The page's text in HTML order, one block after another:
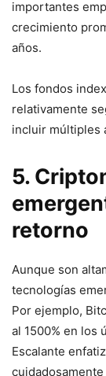
importantes
crecimiento
años.
Los fondos
relativamente
incluir múltiples
5.
retorno
Aunque son
tecnologías
Por ejemplo,
al 1500% en los
Escalante